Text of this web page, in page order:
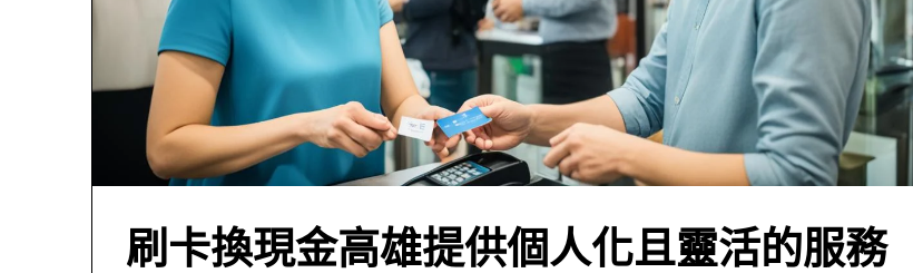
刷卡換現金高雄提供個人化且靈活的服務